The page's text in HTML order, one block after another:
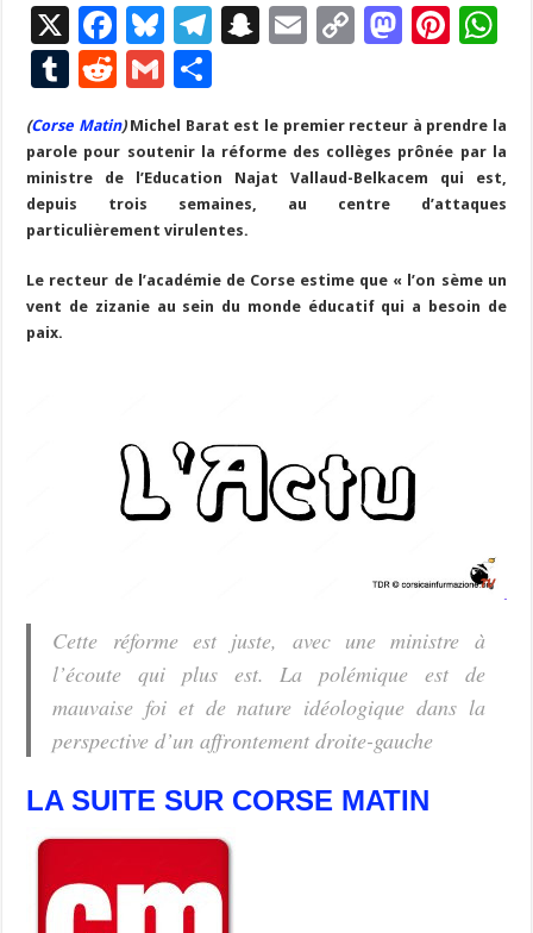
X
F
ac
e
b
o
o
Bl
u
es
ky
T
gr
a
m
S
p
c
E
l
C
y
Li
n
M
d
o
n
Pi
es
t
p
p
T
u
m
bl
r
R
e
d
di
t
G
m
ai
l
ta
g
er
(Corse Matin) Michel Barat est le premier recteur à prendre la
parole pour soutenir la réforme des collèges prônée par la
ministre de l’Education Najat Vallaud-Belkacem qui est,
depuis trois semaines, au centre d’attaques
particulièrement virulentes.
Le recteur de l’académie de Corse estime que « l’on sème un
vent de zizanie au sein du monde éducatif qui a besoin de
paix.
Cette réforme est juste, avec une ministre à
l’écoute qui plus est. La polémique est de
mauvaise foi et de nature idéologique dans la
perspective d’un affrontement droite-gauche
LA SUITE SUR CORSE MATIN